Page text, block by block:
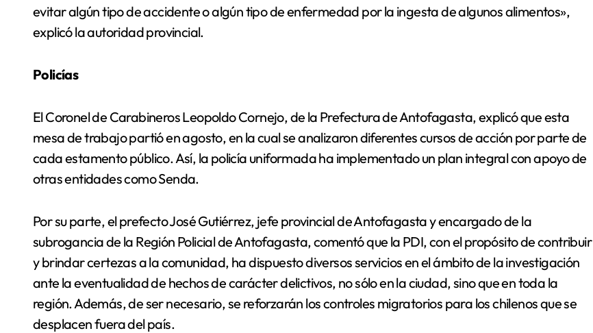
evitar algún tipo de accidente o algún tipo de enfermedad por la ingesta de algunos alimentos»,
explicó la autoridad provincial.
Policías
El Coronel de Carabineros Leopoldo Cornejo, de la Prefectura de Antofagasta, explicó que esta
mesa de trabajo partió en agosto, en la cual se analizaron diferentes cursos de acción por parte de
cada estamento público. Así, la policía uniformada ha implementado un plan integral con apoyo de
otras entidades como Senda.
Por su parte, el prefecto José Gutiérrez, jefe provincial de Antofagasta y encargado de la
subrogancia de la Región Policial de Antofagasta, comentó que la PDI, con el propósito de contribuir
y brindar certezas a la comunidad, ha dispuesto diversos servicios en el ámbito de la investigación
ante la eventualidad de hechos de carácter delictivos, no sólo en la ciudad, sino que en toda la
región. Además, de ser necesario, se reforzarán los controles migratorios para los chilenos que se
desplacen fuera del país.